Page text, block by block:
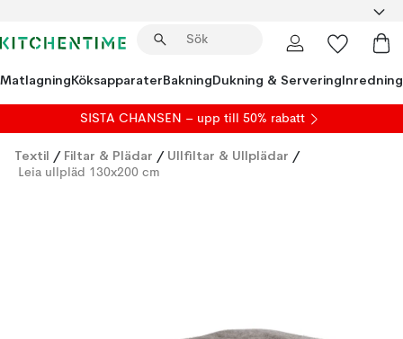
MatlagningKöksapparaterBakningDukning & ServeringInredning
SISTA CHANSEN – upp till 50% rabatt
Textil / Filtar & Plädar / Ullfiltar & Ullplädar /
Leia ullpläd 130x200 cm